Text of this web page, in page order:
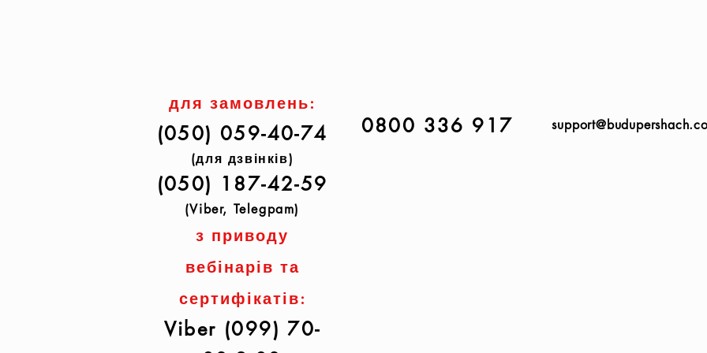
для замовлень:
(050) 059-40-74
(для дзвінків)
(050) 187-42-59
(Viber, Telegpam)
з приводу
вебінарів та
сертифікатів:
Viber (099) 70-
0800 336 917